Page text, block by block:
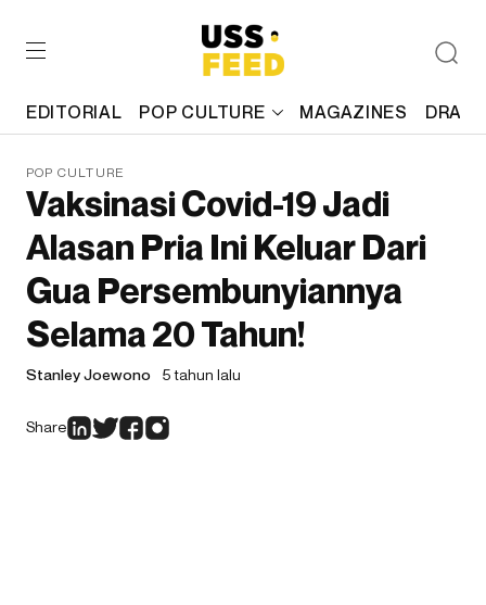
EDITORIAL POP CULTURE MAGAZINES
POP CULTURE
Vaksinasi Covid-19 Jadi
Alasan Pria Ini Keluar Dari
Gua Persembunyiannya
Selama 20 Tahun!
Stanley Joewono 5 tahun lalu
Share